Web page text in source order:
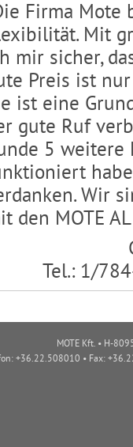
Firma Mote
Mit
mir sicher,
Preis ist
ist eine
gute Ruf
5 weitere
Wir
den MOTE
Tel.: 1/
MOTE Kft. • H-
+36.22.508010 • Fax: